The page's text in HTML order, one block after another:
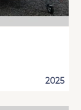
2025